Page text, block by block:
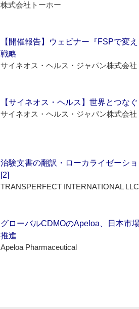
株式会社トーホー
【開催報告】ウェビナー『FSPで変
戦略
サイネオス・ヘルス・ジャパン株式会社
【サイネオス・ヘルス】世界とつな
サイネオス・ヘルス・ジャパン株式会社
治験文書の翻訳・ローカライゼーシ
[2]
TRANSPERFECT INTERNATIONAL LLC
グローバルCDMOのApeloa、日本市
推進
Apeloa Pharmaceutical